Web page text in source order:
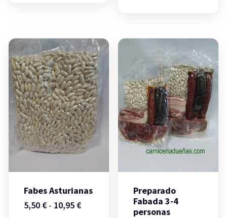
Fabes Asturianas
5,50 € - 10,95 €Rango
Preparado
Fabada 3-4
personas